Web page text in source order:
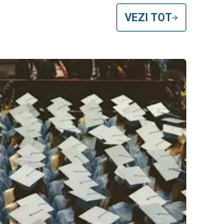
VEZI TOT